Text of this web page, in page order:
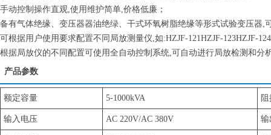
手动控制操作直观,使用维护简单,价格低廉；
备有气体绝缘、变压器器油绝绿、干式环氧树脂绝缘等形式试验变压器,
可根据用户使用要求配置不同局放测量仪,如:HZJF-121HZJF-123HZJF-
根据局放仪的不同配置可使用全自动控制系统,可自动进行局放检测和分
产品参数
额定容量 5-1000kVA
输入电压 AC 220V/AC 380V 输